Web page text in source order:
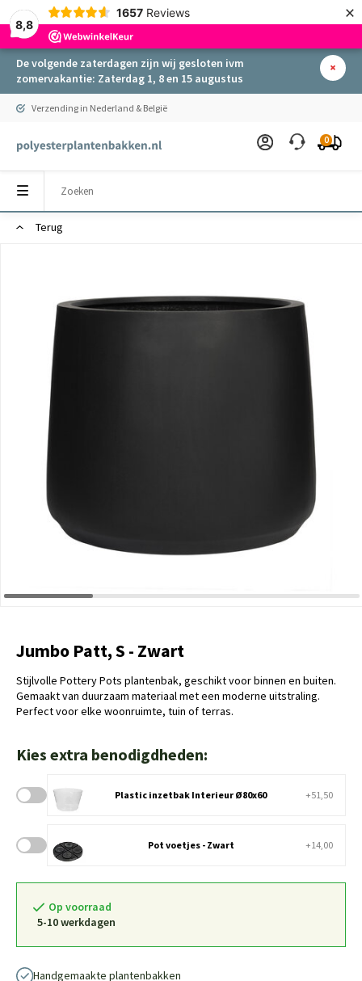
8,8
1657 Reviews ×
De volgende zaterdagen zijn wij gesloten ivm
zomervakantie: Zaterdag 1, 8 en 15 augustus
Verzending in Nederland & België
0
Terug
Jumbo Patt, S - Zwart
Stijlvolle Pottery Pots plantenbak, geschikt voor binnen en buiten.
Gemaakt van duurzaam materiaal met een moderne uitstraling.
Perfect voor elke woonruimte, tuin of terras.
Kies extra benodigdheden:
Plastic inzetbak Interieur Ø80x60 +51,50
Pot voetjes - Zwart +14,00
Op voorraad
5-10 werkdagen
Handgemaakte plantenbakken